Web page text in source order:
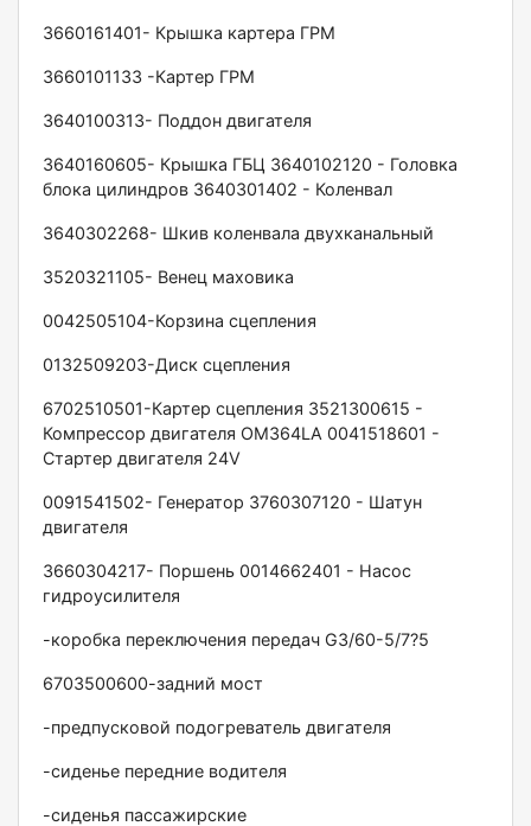
3660161401- Крышка картера ГРМ
3660101133 -Картер ГРМ
3640100313- Поддон двигателя
3640160605- Крышка ГБЦ 3640102120 - Головка
блока цилиндров 3640301402 - Коленвал
3640302268- Шкив коленвала двухканальный
3520321105- Венец маховика
0042505104-Корзина сцепления
0132509203-Диск сцепления
6702510501-Картер сцепления 3521300615 -
Компрессор двигателя ОМ364LА 0041518601 -
Стартер двигателя 24V
0091541502- Генератор 3760307120 - Шатун
двигателя
3660304217- Поршень 0014662401 - Насос
гидроусилителя
-коробка переключения передач G3/60-5/7?5
6703500600-задний мост
-предпусковой подогреватель двигателя
-сиденье передние водителя
-сиденья пассажирские